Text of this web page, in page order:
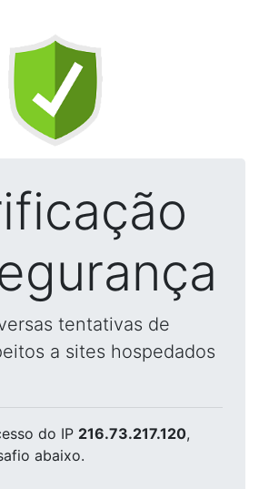
tentativas de
a sites hospedados
do IP 216.73.217.120,
abaixo.